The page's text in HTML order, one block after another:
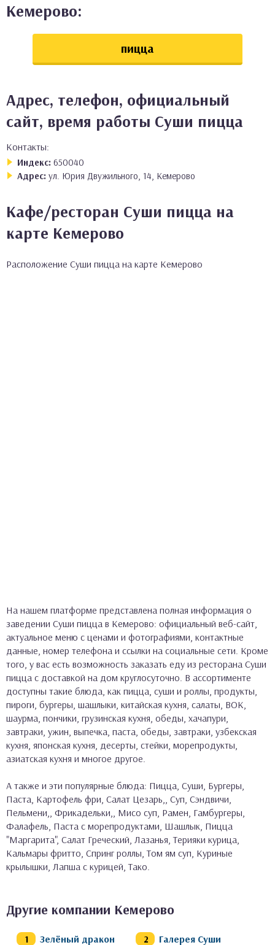
Кемерово:
пицца
Адрес, телефон, официальный
сайт, время работы Суши пицца
Контакты:
Индекс: 650040
Адрес: ул. Юрия Двужильного, 14, Кемерово
Кафе/ресторан Суши пицца на
карте Кемерово
Расположение Суши пицца на карте Кемерово
На нашем платформе представлена полная информация о
заведении Суши пицца в Кемерово: официальный веб-сайт,
актуальное меню с ценами и фотографиями, контактные
данные, номер телефона и ссылки на социальные сети. Кроме
того, у вас есть возможность заказать еду из ресторана Суши
пицца с доставкой на дом круглосуточно. В ассортименте
доступны такие блюда, как пицца, суши и роллы, продукты,
пироги, бургеры, шашлыки, китайская кухня, салаты, ВОК,
шаурма, пончики, грузинская кухня, обеды, хачапури,
завтраки, ужин, выпечка, паста, обеды, завтраки, узбекская
кухня, японская кухня, десерты, стейки, морепродукты,
азиатская кухня и многое другое.
А также и эти популярные блюда: Пицца, Суши, Бургеры,
Паста, Картофель фри, Салат Цезарь,, Суп, Сэндвичи,
Пельмени,, Фрикадельки,, Мисо суп, Рамен, Гамбургеры,
Фалафель, Паста с морепродуктами, Шашлык, Пицца
"Маргарита", Салат Греческий, Лазанья, Терияки курица,
Кальмары фритто, Спринг роллы, Том ям суп, Куриные
крылышки, Лапша с курицей, Тако.
Другие компании Кемерово
Зелёный дракон Галерея Суши